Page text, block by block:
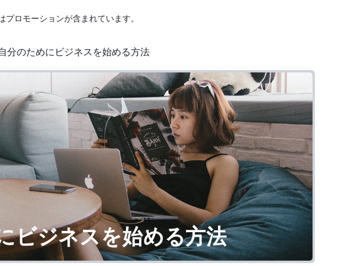
プロモーションが含まれています。
分のためにビジネスを始める方法
ビジネスを始める方法